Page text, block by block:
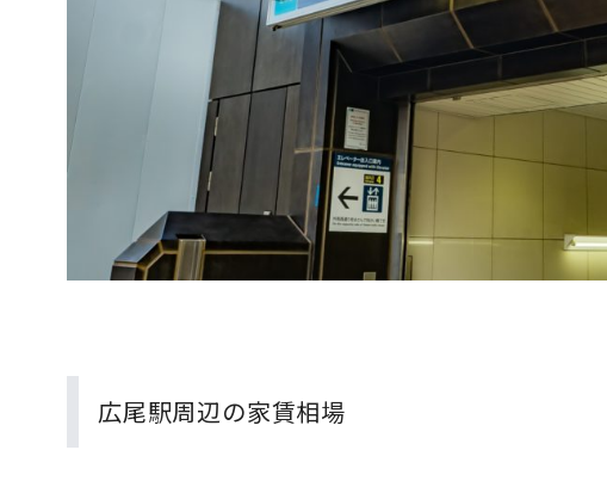
広尾駅周辺の家賃相場